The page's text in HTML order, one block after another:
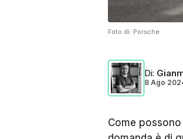
Foto di: Porsche
Di:
8 Ago
Come